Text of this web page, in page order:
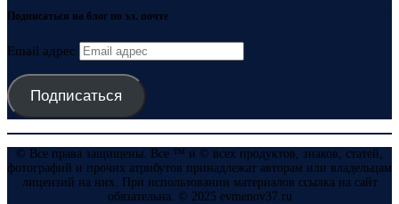
Подписаться на блог по эл. почте
Email адрес
Подписаться
© Все права защищены. Все ™ и © всех продуктов, знаков, статей,
фотографий и прочих атрибутов принадлежат авторам или владельцам
лицензий на них. При использовании материалов ссылка на сайт
обязательна. © 2025 evmenov37.ru